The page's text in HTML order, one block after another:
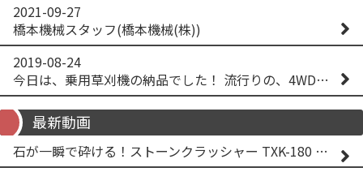
2021-09-27
橋本機械スタッフ(橋本機械(株))
2019-08-24
今日は、乗用草刈機の納品でした！ 流行りの、4WD！ #イセキアグリ #オーレック #四駆 #増税間近
最新動画
石が一瞬で砕ける！ストーンクラッシャー TXK-180 実演